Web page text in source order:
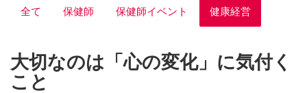
全て 保健師 保健師イベント 健康経営
大切なのは「心の変化」に気付く
こと